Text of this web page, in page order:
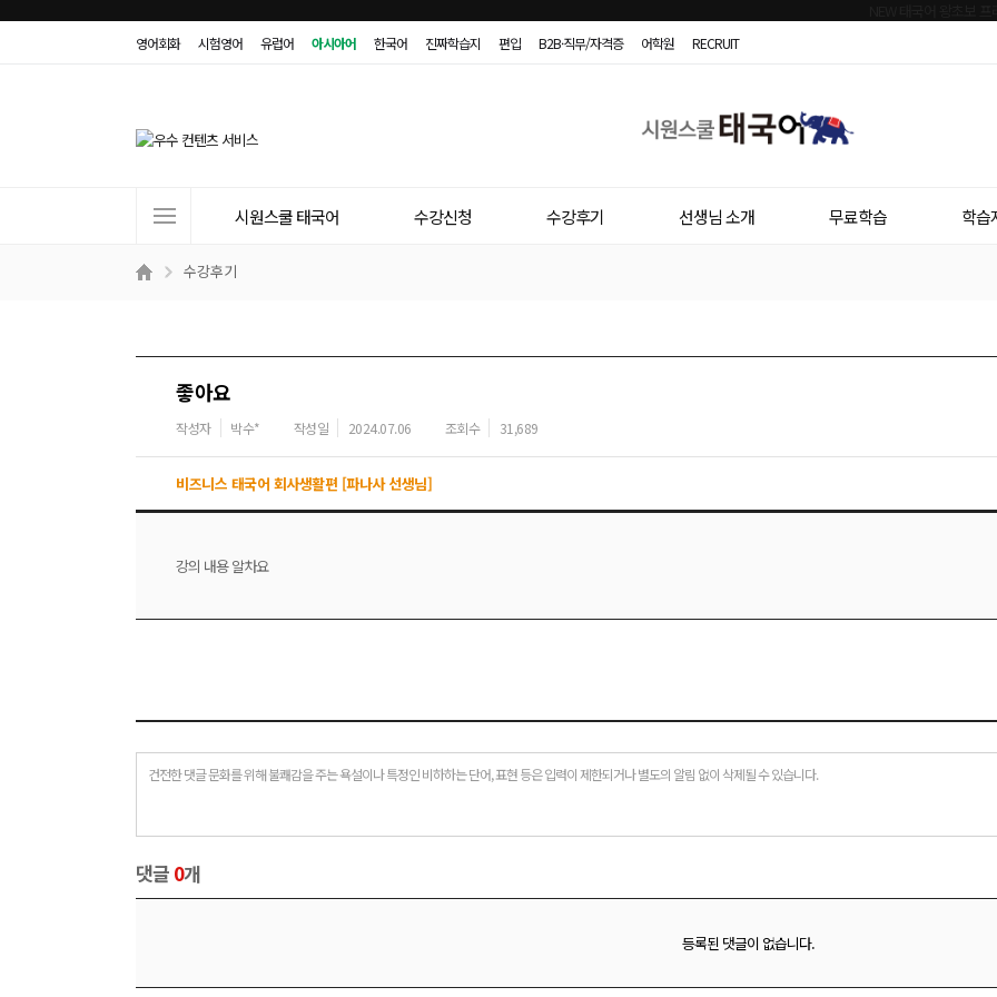
영어회화 시험영어 유럽어 아시아어 한국어 진짜학습지 편입 B2B·직무/자격증 어학원 RECRUIT
트
시원스쿨 태국어 수강신청 수강후기 선생님 소개 무료학습 학습
수강후기
좋아요
작성자 박수* 작성일 2024.07.06 조회수 31,689
비즈니스 태국어 회사생활편 [파나사 선생님]
강의 내용 알차요
건전한 댓글 문화를 위해 불쾌감을 주는 욕설이나 특정인 비하하는 단어, 표현 등은 입력이 제한되거나 별도의 알림 없이 삭제될 수 있습니다.
댓글 0개
등록된 댓글이 없습니다.